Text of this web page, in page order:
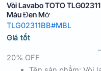
Vòi Lavabo TOTO
Màu Đen Mờ
TLG02311BB#MBL
Giá tốt
20% OFF